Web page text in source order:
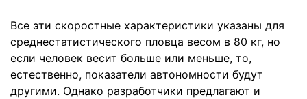
Все эти скоростные характеристики указаны для
среднестатистического пловца весом в 80 кг, но
если человек весит больше или меньше, то,
естественно, показатели автономности будут
другими. Однако разработчики предлагают и